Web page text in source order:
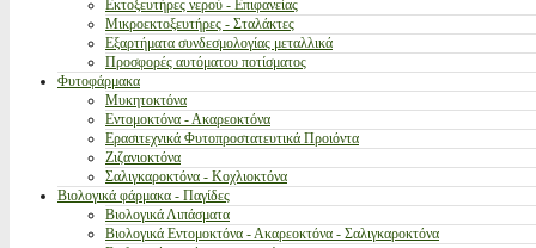
Εκτοξευτήρες νερού - Επιφανείας
Μικροεκτοξευτήρες - Σταλάκτες
Εξαρτήματα συνδεσμολογίας μεταλλικά
Προσφορές αυτόματου ποτίσματος
Φυτοφάρμακα
Μυκητοκτόνα
Εντομοκτόνα - Ακαρεοκτόνα
Ερασιτεχνικά Φυτοπροστατευτικά Προιόντα
Ζιζανιοκτόνα
Σαλιγκαροκτόνα - Κοχλιοκτόνα
Βιολογικά φάρμακα - Παγίδες
Βιολογικά Λιπάσματα
Βιολογικά Εντομοκτόνα - Ακαρεοκτόνα - Σαλιγκαροκτόνα